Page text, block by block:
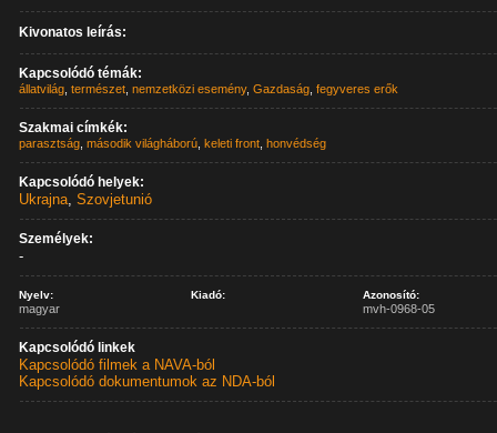
Kivonatos leírás:
Kapcsolódó témák:
állatvilág ,természet ,nemzetközi esemény,Gazdaság ,fegyveres erők
Szakmai címkék:
parasztság ,második világháború ,keleti front ,honvédség
Kapcsolódó helyek:
Ukrajna,Szovjetunió
Személyek:
-
Nyelv:
magyar
Kiadó: Azonosító:
mvh-0968-05
Kapcsolódó linkek
Kapcsolódó filmek a NAVA-ból
Kapcsolódó dokumentumok az NDA-ból